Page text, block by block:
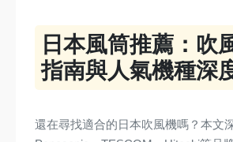
日本風筒推薦：吹
指南與人氣機種深
還在尋找適合的日本吹風機嗎？本文